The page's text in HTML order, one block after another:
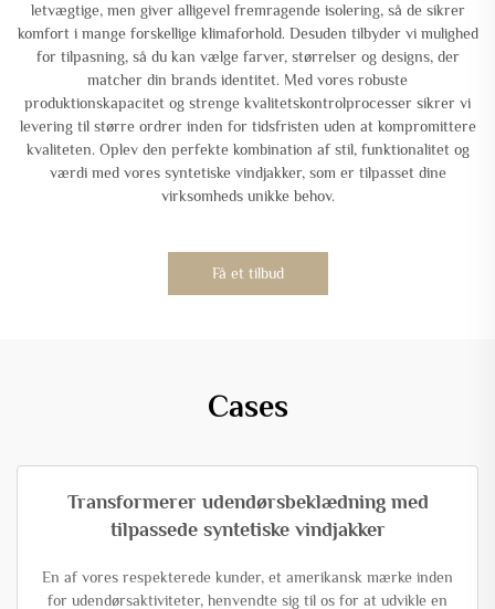
letvægtige, men giver alligevel fremragende isolering, så de sikrer
komfort i mange forskellige klimaforhold. Desuden tilbyder vi mulighed
for tilpasning, så du kan vælge farver, størrelser og designs, der
matcher din brands identitet. Med vores robuste
produktionskapacitet og strenge kvalitetskontrolprocesser sikrer vi
levering til større ordrer inden for tidsfristen uden at kompromittere
kvaliteten. Oplev den perfekte kombination af stil, funktionalitet og
værdi med vores syntetiske vindjakker, som er tilpasset dine
virksomheds unikke behov.
Få et tilbud
Cases
Transformerer udendørsbeklædning med
tilpassede syntetiske vindjakker
En af vores respekterede kunder, et amerikansk mærke inden
for udendørsaktiviteter, henvendte sig til os for at udvikle en